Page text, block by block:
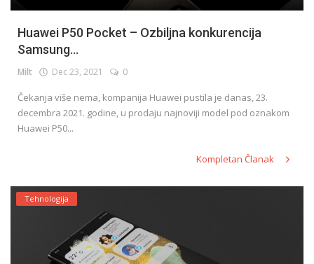
Huawei P50 Pocket – Ozbiljna konkurencija
Samsung...
Milt Dec 23, 2021 0
Čekanja više nema, kompanija Huawei pustila je danas, 23.
decembra 2021. godine, u prodaju najnoviji model pod oznakom
Huawei P50...
Kompletan Članak
Tehnologija